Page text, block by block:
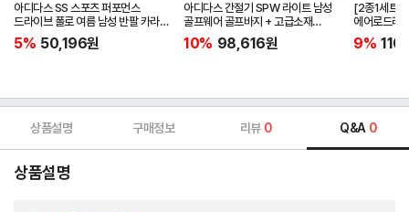
아디다스 SS 스포츠 퍼포먼스
드라이브 폴로 여름 남성 반팔 카라
티셔츠 IA5447 IA5448 IA5446
5% 50,196원
아디다스 간절기 SPW 라이트 남성
골프웨어 골프바지 + 고급소재
삼선패턴 골프벨트 세트
10% 98,616원
[2종1세트]
에어로드라
남자 골프
JG1313
9%
상품설명 구매정보 리뷰 0 Q&A 0
상품설명